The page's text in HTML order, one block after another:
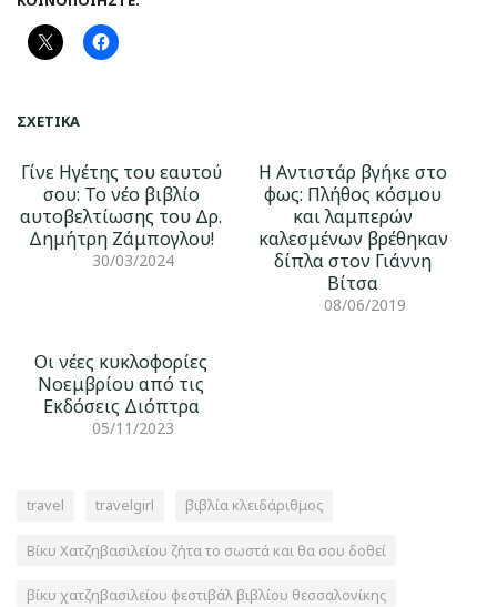
ΣΧΕΤΙΚΆ
Γίνε Ηγέτης του εαυτού
σου: Το νέο βιβλίο
αυτοβελτίωσης του Δρ.
Δημήτρη Ζάμπογλου!
30/03/2024
H Αντιστάρ βγήκε στο
φως: Πλήθος κόσμου
και λαμπερών
καλεσμένων βρέθηκαν
δίπλα στον Γιάννη
Βίτσα
08/06/2019
Οι νέες κυκλοφορίες
Νοεμβρίου από τις
Εκδόσεις Διόπτρα
05/11/2023
travel travelgirl βιβλία κλειδάριθμος
Βίκυ Χατζηβασιλείου ζήτα το σωστά και θα σου δοθεί
βίκυ χατζηβασιλείου φεστιβάλ βιβλίου θεσσαλονίκης